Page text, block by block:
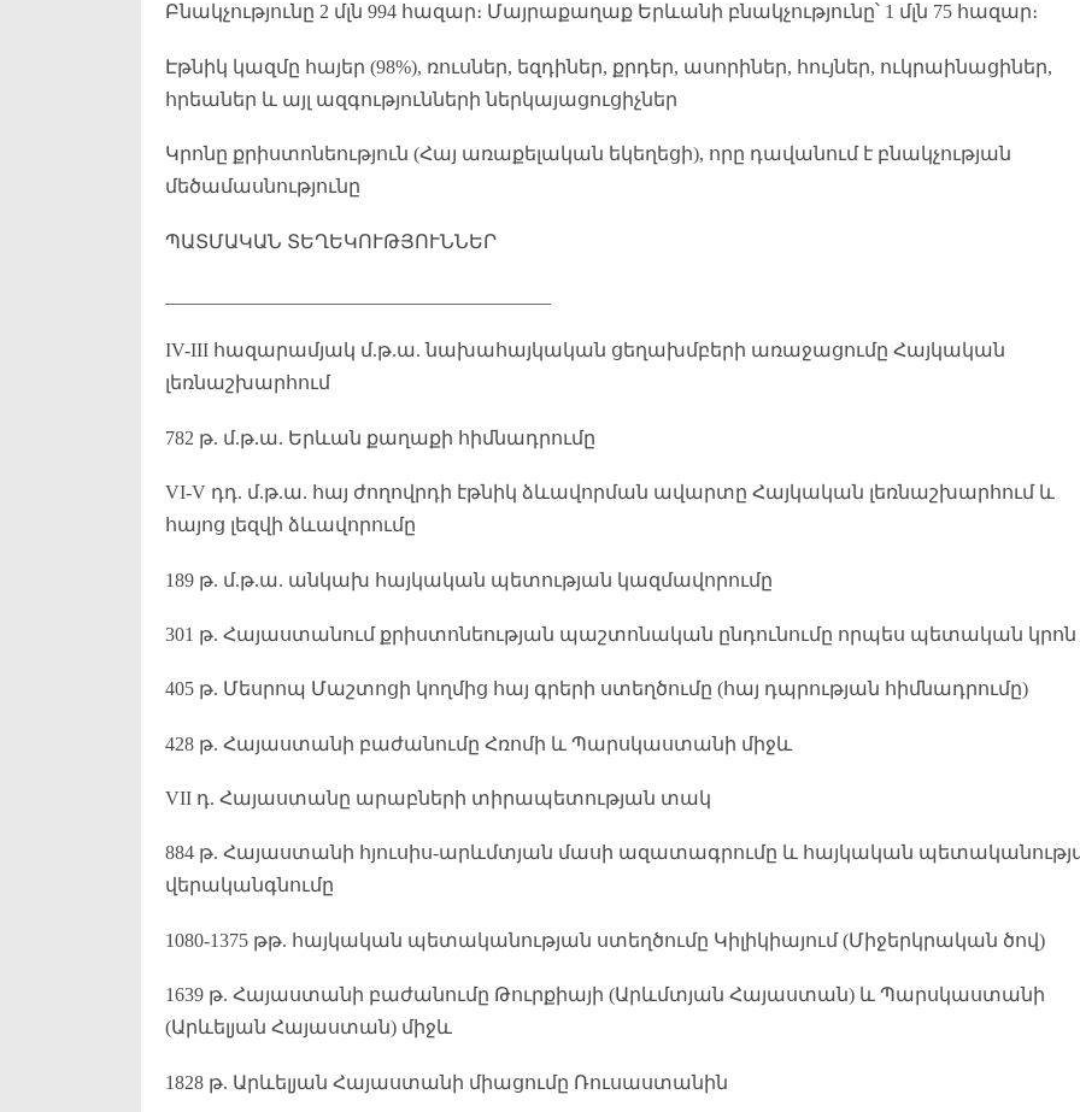
Բնակչությունը 2 մլն 994 հազար։ Մայրաքաղաք Երևանի բնակչությունը՝ 1 մլն 75 հազար։
Էթնիկ կազմը հայեր (98%), ռուսներ, եզդիներ, քրդեր, ասորիներ, հույներ, ուկրաինացիներ,
հրեաներ և այլ ազգությունների ներկայացուցիչներ
Կրոնը քրիստոնեություն (Հայ առաքելական եկեղեցի), որը դավանում է բնակչության
մեծամասնությունը
ՊԱՏՄԱԿԱՆ ՏԵՂԵԿՈՒԹՅՈՒՆՆԵՐ
IV-III հազարամյակ մ.թ.ա. նախահայկական ցեղախմբերի առաջացումը Հայկական
լեռնաշխարհում
782 թ. մ.թ.ա. Երևան քաղաքի հիմնադրումը
VI-V դդ. մ.թ.ա. հայ ժողովրդի էթնիկ ձևավորման ավարտը Հայկական լեռնաշխարհում և
հայոց լեզվի ձևավորումը
189 թ. մ.թ.ա. անկախ հայկական պետության կազմավորումը
301 թ. Հայաստանում քրիստոնեության պաշտոնական ընդունումը որպես պետական կրոն
405 թ. Մեսրոպ Մաշտոցի կողմից հայ գրերի ստեղծումը (հայ դպրության հիմնադրումը)
428 թ. Հայաստանի բաժանումը Հռոմի և Պարսկաստանի միջև
VII դ. Հայաստանը արաբների տիրապետության տակ
884 թ. Հայաստանի հյուսիս-արևմտյան մասի ազատագրումը և հայկական
վերականգնումը
1080-1375 թթ. հայկական պետականության ստեղծումը Կիլիկիայում (Միջերկրական ծով)
1639 թ. Հայաստանի բաժանումը Թուրքիայի (Արևմտյան Հայաստան) և Պարսկաստանի
(Արևելյան Հայաստան) միջև
1828 թ. Արևելյան Հայաստանի միացումը Ռուսաստանին